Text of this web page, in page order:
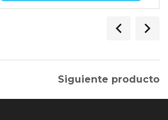
Siguiente producto